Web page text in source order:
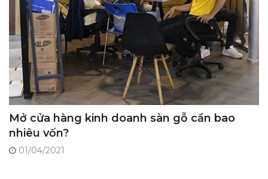
Mở cửa hàng kinh doanh sàn gỗ cần bao
nhiêu vốn?
01/04/2021